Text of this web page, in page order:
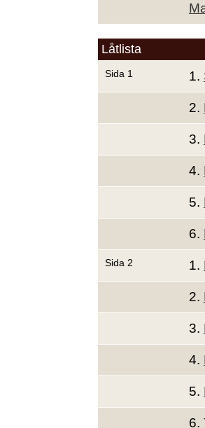
Låtlista
Sida 1 1.
2.
3.
4.
5.
6.
Sida 2 1.
2.
3.
4.
5.
6.